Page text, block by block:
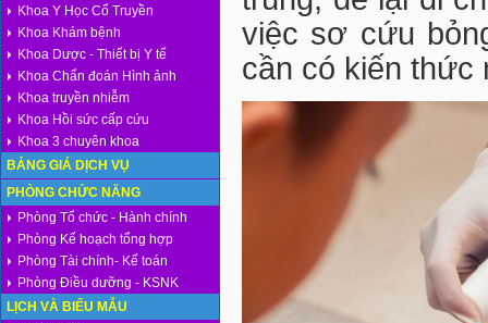
Khoa Y Học Cổ Truyền
Khoa Khám bệnh
Khoa Dược - Thiết bị Y tế
Khoa Chẩn đoán Hình ảnh
Khoa truyền nhiễm
Khoa Hồi sức cấp cứu
Khoa 3 chuyên khoa
BẢNG GIÁ DỊCH VỤ
PHÒNG CHỨC NĂNG
Phòng Tổ chức - Hành chính
Phòng Kế hoạch tổng hợp
Phòng Tài chính- Kế toán
Phòng Điều dưỡng - KSNK
LỊCH VÀ BIỂU MẪU
việc sơ cứu
cần có kiến thức